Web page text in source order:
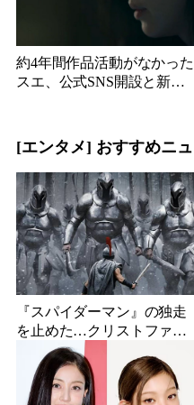
約4年間作品活動がなかった
スエ、公式SNS開設と新ビ
[エンタメ] おすすめニ
『スパイダーマン』の独走
を止めた…クリストファ
ー・ノーラン史上最大、390
億円の超大作がついに韓国
上陸